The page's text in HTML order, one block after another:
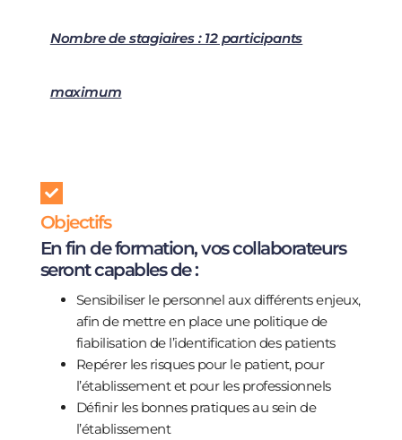
Nombre de stagiaires : 12 participants
maximum
Objectifs
En fin de formation, vos collaborateurs
seront capables de :
Sensibiliser le personnel aux différents enjeux,
afin de mettre en place une politique de
fiabilisation de l’identification des patients
Repérer les risques pour le patient, pour
l’établissement et pour les professionnels
Définir les bonnes pratiques au sein de
l’établissement